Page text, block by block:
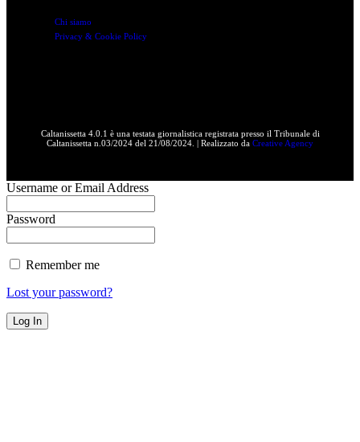
Chi siamo
Privacy & Cookie Policy
Caltanissetta 4.0.1 è una testata giornalistica registrata presso il Tribunale di
Caltanissetta n.03/2024 del 21/08/2024. | Realizzato da Creative Agency
Username or Email Address
Password
Remember me
Lost your password?